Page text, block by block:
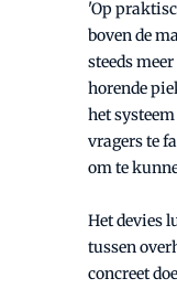
'Op
boven de
steeds
horende
het
vragers te
om te
Het devies
tussen
concreet